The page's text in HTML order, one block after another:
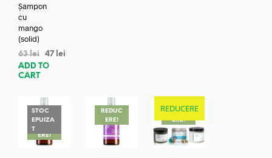
Șampon
cu
mango
(solid)
63lei 47 lei
ADD TO
CART
STOC
EPUIZA
TREDUC
ERE!
REDUC
ERE!
REDUCERE
REDUC
ERE!